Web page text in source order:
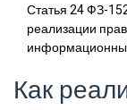
Статья 24 ФЗ-
реализации
Как